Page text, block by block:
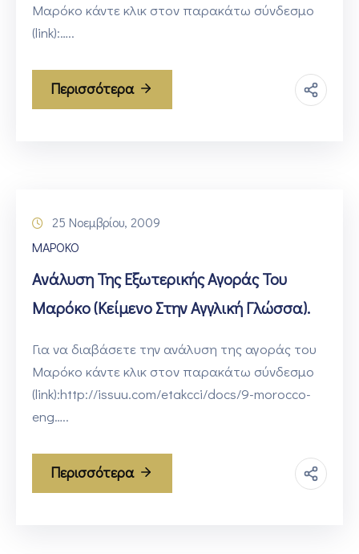
Μαρόκο κάντε κλικ στον παρακάτω σύνδεσμο
(link):…..
Περισσότερα
25 Νοεμβρίου, 2009
ΜΑΡΟΚΟ
Ανάλυση Της Εξωτερικής Αγοράς Του
Μαρόκο (κείμενο Στην Αγγλική Γλώσσα).
Για να διαβάσετε την ανάλυση της αγοράς του
Μαρόκο κάντε κλικ στον παρακάτω σύνδεσμο
(link):http://issuu.com/etakcci/docs/9-morocco-
eng…..
Περισσότερα